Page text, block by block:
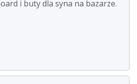
i buty dla syna na bazarze.